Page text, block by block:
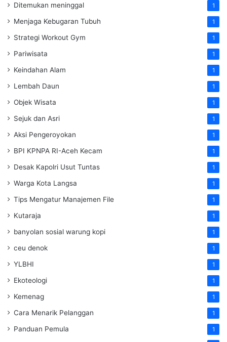
Ditemukan meninggal 1
Menjaga Kebugaran Tubuh 1
Strategi Workout Gym 1
Pariwisata 1
Keindahan Alam 1
Lembah Daun 1
Objek Wisata 1
Sejuk dan Asri 1
Aksi Pengeroyokan 1
BPI KPNPA RI-Aceh Kecam 1
Desak Kapolri Usut Tuntas 1
Warga Kota Langsa 1
Tips Mengatur Manajemen File 1
Kutaraja 1
banyolan sosial warung kopi 1
ceu denok 1
YLBHI 1
Ekoteologi 1
Kemenag 1
Cara Menarik Pelanggan 1
Panduan Pemula 1